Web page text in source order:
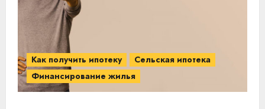
Как получить ипотеку
Сельская ипотека
Финансирование жилья